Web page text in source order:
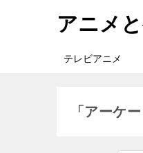
アニメ
テレビアニメ
「アーケ